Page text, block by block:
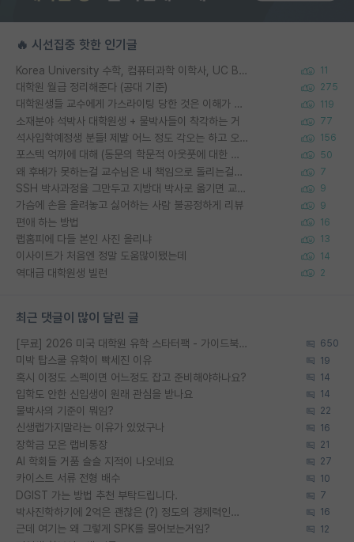
🔥 시선집중 핫한 인기글
Korea University 수학, 컴퓨터과학 이학사, UC Berkeley 산업공학 대학원 공학박사가 되는 것은 쉽지 않겠죠? 11
대학원 월급 정리해준다 (공대 기준) 275
대학원생들 교수에게 가스라이팅 당한 것은 이해가 갑니다. 안타깝네요. 119
소재분야 석박사 대학원생 + 물박사들이 착각하는 거 77
석사입학예정생 분들! 제발 어느 정도 각오는 하고 오세요. 156
포스텍 억까에 대해 (동문의 학문적 아웃풋에 대한 반박) 50
왜 후배가 못하는걸 교수님은 내 책임으로 돌리는걸까요? 7
SSH 박사과정을 그만두고 지방대 박사로 옮기면 교수의 꿈은 끝일까요? 9
가슴에 손을 올려놓고 싫어하는 사람 불공정하게 리뷰 9
편애 하는 방법 16
랩홈피에 다들 본인 사진 올리냐 13
이사이트가 처음엔 정말 도움많이됐는데 14
역대급 대학원생 빌런 2
최근 댓글이 많이 달린 글
[무료] 2026 미국 대학원 유학 스타터팩 - 가이드북 & 합격자 컨택메일 템플릿 650
미박 탑스쿨 유학이 빡세진 이유 19
혹시 이정도 스펙이면 어느정도 잡고 준비해야하나요? 14
입학도 안한 신입생이 원래 관심을 받나요 14
물박사의 기준이 뭐임? 22
신생랩가지말라는 이유가 있었구나 16
장학금 모은 랩비통장 21
AI 학회들 거품 슬슬 지적이 나오네요 27
카이스트 서류 전형 배수 10
DGIST 가는 방법 추천 부탁드립니다. 7
박사진학하기에 2억은 괜찮은 (?) 정도의 경제력인가요 16
근데 여기는 왜 그렇게 SPK를 물어보는거임? 12